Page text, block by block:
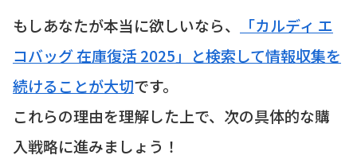
もしあなたが本当に欲しいなら、
「カルディ エ
コバッグ 在庫復活 2025」と検索して情報収集を
続けることが大切です。
これらの理由を理解した上で、次の具体的な購
入戦略に進みましょう！